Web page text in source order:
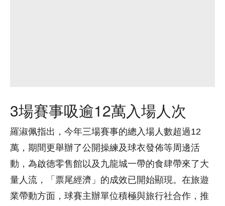
3場賽事吸逾12萬入場人次
羅淑佩指出，今年三場賽事的總入場人數超過12
萬，期間更舉辦了公開操練及球衣發佈等周邊活
動，為啟德零售館以及九龍城一帶的食肆帶來了大
量人流，「票尾經濟」的成效已開始顯現。在旅遊
業帶動方面，球賽主辦單位積極與旅行社合作，推